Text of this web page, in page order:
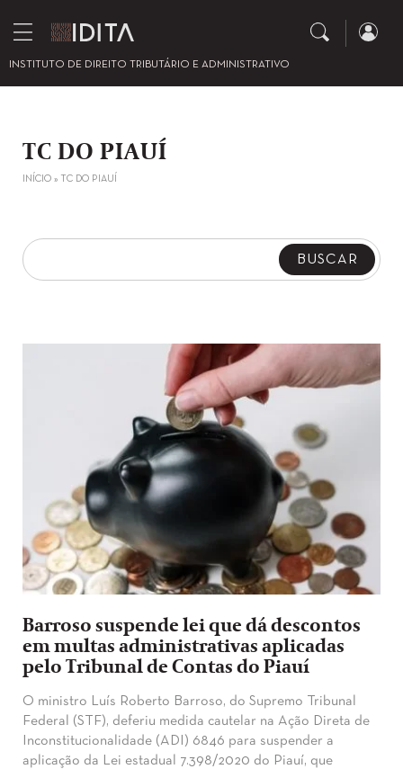
INSTITUTO DE DIREITO TRIBUTÁRIO E ADMINISTRATIVO
TC DO PIAUÍ
INÍCIO » TC DO PIAUÍ
Barroso suspende lei que dá descontos
em multas administrativas aplicadas
pelo Tribunal de Contas do Piauí
O ministro Luís Roberto Barroso, do Supremo Tribunal
Federal (STF), deferiu medida cautelar na Ação Direta de
Inconstitucionalidade (ADI) 6846 para suspender a
aplicação da Lei estadual 7.398/2020 do Piauí, que